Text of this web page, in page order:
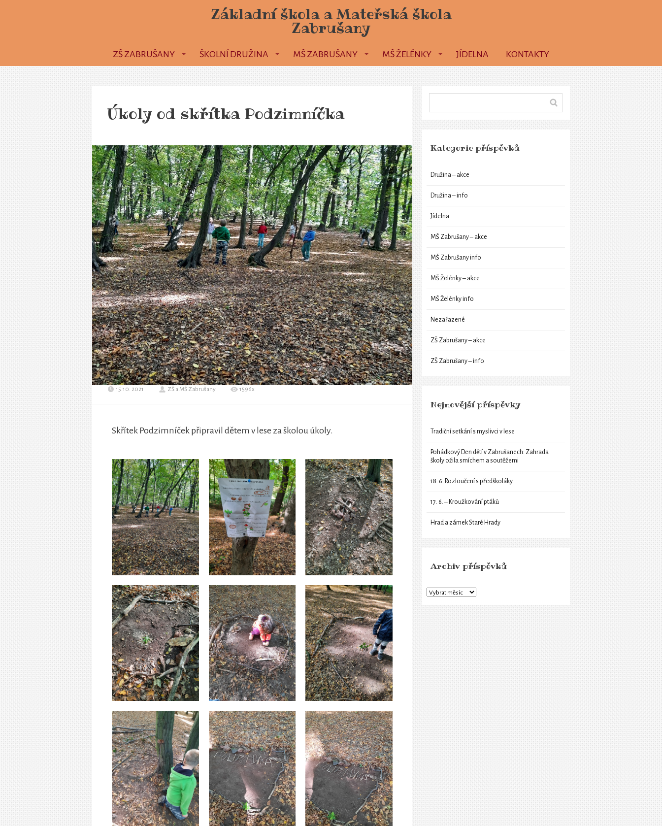
Základní škola a Mateřská škola
Zabrušany
ZŠ ZABRUŠANY ŠKOLNÍ DRUŽINA MŠ ZABRUŠANY MŠ ŽELÉNKY JÍDELNA KONTAKTY
Úkoly od skřítka Podzimníčka
15.10. 2021 ZŠ a MŠ Zabrušany 1596x
Skřítek Podzimníček připravil dětem v lese za školou úkoly.
Kategorie příspěvků
Družina – akce
Družina – info
Jídelna
MŠ Zabrušany – akce
MŠ Zabrušany info
MŠ Želénky – akce
MŠ Želénky info
Nezařazené
ZŠ Zabrušany – akce
ZŠ Zabrušany – info
Nejnovější příspěvky
Tradiční setkání s myslivci v lese
Pohádkový Den dětí v Zabrušanech: Zahrada
školy ožila smíchem a soutěžemi
18. 6. Rozloučení s předškoláky
17. 6. – Kroužkování ptáků
Hrad a zámek Staré Hrady
Archiv příspěvků